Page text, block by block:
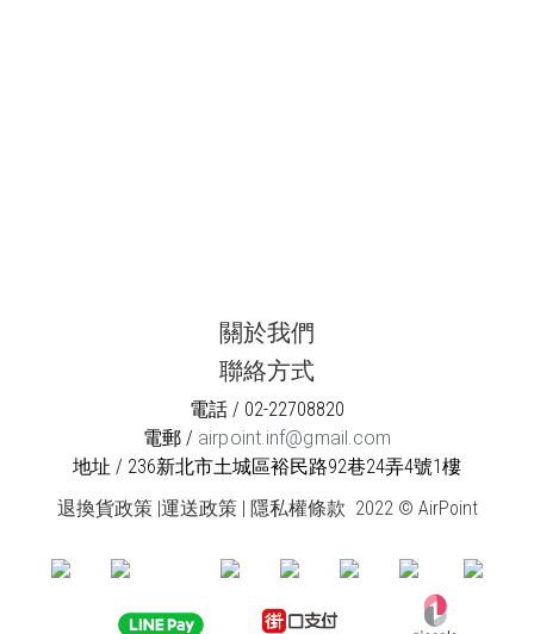
關於我們
聯絡方式
電話 / 02-22708820
電郵 / airpoint.inf@gmail.com
地址 / 236新北市土城區裕民路92巷24弄4號1樓
退換貨政策|運送政策| 隱私權條款 2022 © AirPoint